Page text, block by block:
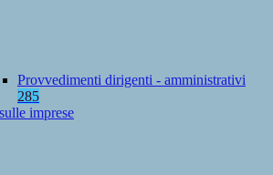
Provvedimenti dirigenti - amministrativi
285
imprese